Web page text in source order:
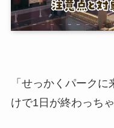
「せっかくパーク
けで1日が終わっち